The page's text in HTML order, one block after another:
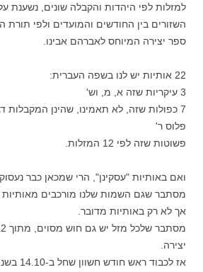
למזלות לפי היהדות והקבלה שונים, נשענת
השזורים בין החודשים והמועדים ולפי תורת
ספר יצירה המיוחס לאברהם אבינו.
22 אותיות יש לנו בשפה העברית:
3 עיקריות שזה א, מ, וש'
7 כפולות שזה, לא תאמינו, שהינן
פלוס ר'
פשוטות שזה לפי 12 המזלות.
ואם באותיות "עסקינן", הרי שמכאן כבר
מסתבר שגם השמות שלנו מורכבים מאותיות
אך לא רק באותיות מדובר.
יצירה.